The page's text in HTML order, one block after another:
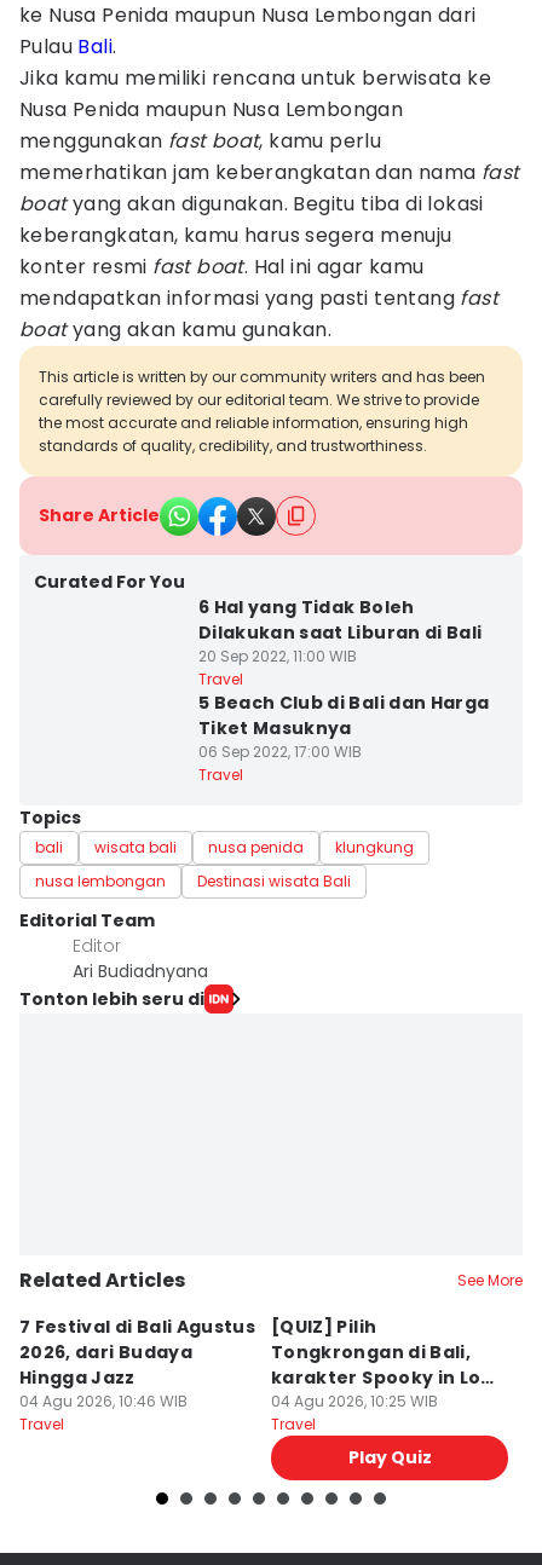
ke Nusa Penida maupun Nusa Lembongan dari
Pulau Bali.
Jika kamu memiliki rencana untuk berwisata ke
Nusa Penida maupun Nusa Lembongan
menggunakan fast boat, kamu perlu
memerhatikan jam keberangkatan dan nama fast
boatyang akan digunakan. Begitu tiba di lokasi
keberangkatan, kamu harus segera menuju
konter resmi fast boat. Hal ini agar kamu
mendapatkan informasi yang pasti tentang fast
boatyang akan kamu gunakan.
This article is written by our community writers and has been
carefully reviewed by our editorial team. We strive to provide
the most accurate and reliable information, ensuring high
standards of quality, credibility, and trustworthiness.
Share Article
Curated For You
6 Hal yang Tidak Boleh
Dilakukan saat Liburan di Bali
20 Sep 2022, 11:00 WIB
Travel
5 Beach Club di Bali dan Harga
Tiket Masuknya
06 Sep 2022, 17:00 WIB
Travel
Topics
bali wisata bali nusa penida
klungkung
nusa lembongan
Destinasi wisata Bali
Editorial Team
Editor
Ari Budiadnyana
Tonton lebih seru di
Related Articles See More
7 Festival di Bali Agustus
2026, dari Budaya
Hingga Jazz
04 Agu 2026, 10:46 WIB
Travel
[QUIZ] Pilih
Tongkrongan di Bali,
karakter Spooky in Love
Ini Mirip Kamu
04 Agu 2026, 10:25 WIB
Travel
Play Quiz